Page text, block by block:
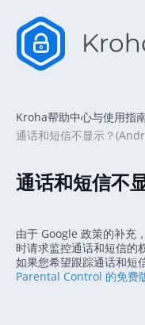
Kroha帮助中心与使用指
通话和短信不显示？
通话和短信不
由于 Google 政策的补充
时请求监控通话和短信的
如果您希望跟踪通话和短
Parental Control 的免费